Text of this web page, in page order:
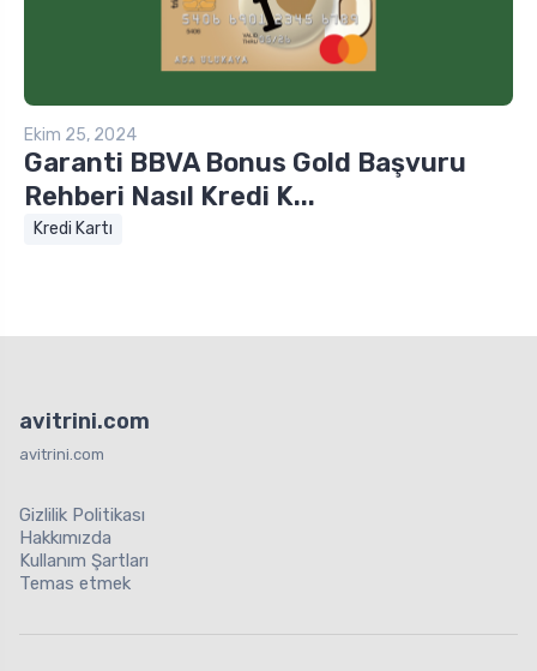
Ekim 25, 2024
Garanti BBVA Bonus Gold Başvuru
Rehberi Nasıl Kredi K...
Kredi Kartı
avitrini.com
avitrini.com
Gizlilik Politikası
Hakkımızda
Kullanım Şartları
Temas etmek